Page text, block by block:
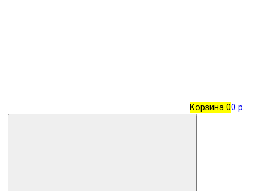
Корзина 00 р.